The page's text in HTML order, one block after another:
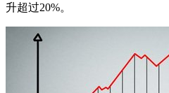
升超过20%。